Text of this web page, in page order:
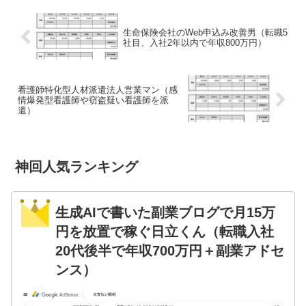
生命保険会社のWeb申込み改善男（転職5
社目、入社2年以内で年収800万円）
看護師特化型人材派遣法人営業マン（感
情爆発型看護師や窃盗疑い看護師を派
遣）
神回人気ランキング
生成AIで書いた副業ブログで月15万
円を放置で稼ぐ日立くん（転職入社
20代後半で年収700万円＋副業アドセ
ンス）